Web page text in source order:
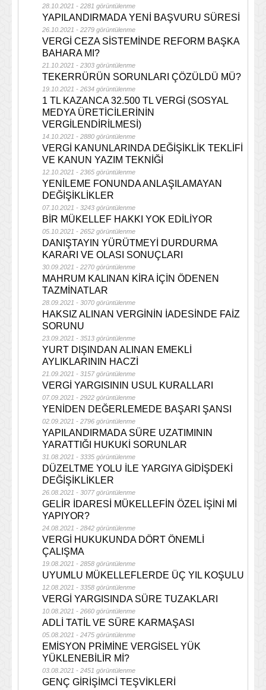
28.10.2021 - 2281 görüntülenme
YAPILANDIRMADA YENİ BAŞVURU SÜRESİ
26.10.2021 - 2279 görüntülenme
VERGİ CEZA SİSTEMİNDE REFORM BAŞKA
BAHARA MI?
21.10.2021 - 2303 görüntülenme
TEKERRÜRÜN SORUNLARI ÇÖZÜLDÜ MÜ?
19.10.2021 - 2634 görüntülenme
1 TL KAZANCA 32.500 TL VERGİ (SOSYAL
MEDYA ÜRETİCİLERİNİN
VERGİLENDİRİLMESİ)
14.10.2021 - 2880 görüntülenme
VERGİ KANUNLARINDA DEĞİŞİKLİK TEKLİFİ
VE KANUN YAZIM TEKNİĞİ
12.10.2021 - 2365 görüntülenme
YENİLEME FONUNDA ANLAŞILAMAYAN
DEĞİŞİKLİKLER
07.10.2021 - 3243 görüntülenme
BİR MÜKELLEF HAKKI YOK EDİLİYOR
05.10.2021 - 2652 görüntülenme
DANIŞTAYIN YÜRÜTMEYİ DURDURMA
KARARI VE OLASI SONUÇLARI
30.09.2021 - 2270 görüntülenme
MAHRUM KALINAN KİRA İÇİN ÖDENEN
TAZMİNATLAR
28.09.2021 - 3070 görüntülenme
HAKSIZ ALINAN VERGİNİN İADESİNDE FAİZ
SORUNU
23.09.2021 - 3513 görüntülenme
YURT DIŞINDAN ALINAN EMEKLİ
AYLIKLARININ HACZİ
21.09.2021 - 3157 görüntülenme
VERGİ YARGISININ USUL KURALLARI
07.09.2021 - 2922 görüntülenme
YENİDEN DEĞERLEMEDE BAŞARI ŞANSI
02.09.2021 - 2796 görüntülenme
YAPILANDIRMADA SÜRE UZATIMININ
YARATTIĞI HUKUKİ SORUNLAR
31.08.2021 - 3335 görüntülenme
DÜZELTME YOLU İLE YARGIYA GİDİŞDEKİ
DEĞİŞİKLİKLER
26.08.2021 - 3077 görüntülenme
GELİR İDARESİ MÜKELLEFİN ÖZEL İŞİNİ Mİ
YAPIYOR?
24.08.2021 - 2842 görüntülenme
VERGİ HUKUKUNDA DÖRT ÖNEMLİ
ÇALIŞMA
19.08.2021 - 2858 görüntülenme
UYUMLU MÜKELLEFLERDE ÜÇ YIL KOŞULU
12.08.2021 - 3358 görüntülenme
VERGİ YARGISINDA SÜRE TUZAKLARI
10.08.2021 - 2660 görüntülenme
ADLİ TATİL VE SÜRE KARMAŞASI
05.08.2021 - 2475 görüntülenme
EMİSYON PRİMİNE VERGİSEL YÜK
YÜKLENEBİLİR Mİ?
03.08.2021 - 2451 görüntülenme
GENÇ GİRİŞİMCİ TEŞVİKLERİ